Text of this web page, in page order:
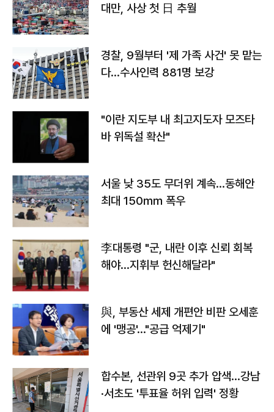
대만, 사상 첫 日 추월
경찰, 9월부터 '제 가족 사건' 못 맡는
다…수사인력 881명 보강
"이란 지도부 내 최고지도자 모즈타
바 위독설 확산"
서울 낮 35도 무더위 계속…동해안
최대 150㎜ 폭우
李대통령 "군, 내란 이후 신뢰 회복
해야…지휘부 헌신해달라"
與, 부동산 세제 개편안 비판 오세훈
에 '맹공'…"공급 억제기"
합수본, 선관위 9곳 추가 압색…강남
·서초도 '투표율 허위 입력' 정황